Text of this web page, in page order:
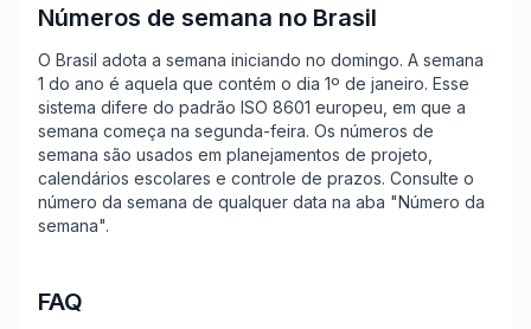
Números de semana no Brasil
O Brasil adota a semana iniciando no domingo. A semana
1 do ano é aquela que contém o dia 1º de janeiro. Esse
sistema difere do padrão ISO 8601 europeu, em que a
semana começa na segunda-feira. Os números de
semana são usados em planejamentos de projeto,
calendários escolares e controle de prazos. Consulte o
número da semana de qualquer data na aba "Número da
semana".
FAQ